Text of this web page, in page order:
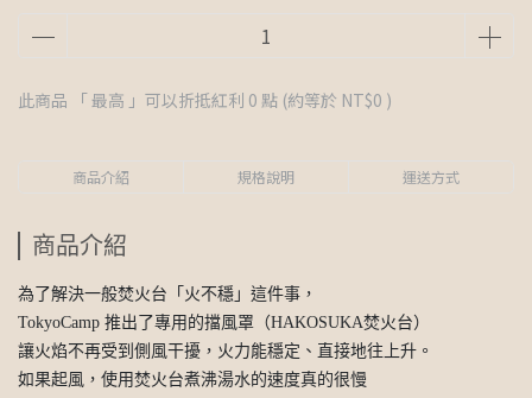
此商品 「 最高 」可以折抵紅利 0 點 (約等於 NT$0 )
商品介紹 規格說明 運送方式
商品介紹
為了解決一般焚火台「火不穩」這件事，
TokyoCamp 推出了專用的擋風罩（HAKOSUKA焚火台）
讓火焰不再受到側風干擾，火力能穩定、直接地往上升。
如果起風，使用焚火台煮沸湯水的速度真的很慢